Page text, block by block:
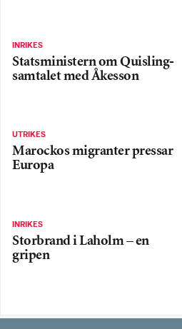
INRIKES
Statsministern om Quisling-
samtalet med Åkesson
UTRIKES
Marockos migranter pressar
Europa
INRIKES
Storbrand i Laholm – en
gripen